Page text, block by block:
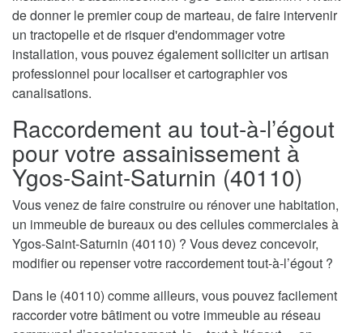
de donner le premier coup de marteau, de faire intervenir
un tractopelle et de risquer d'endommager votre
installation, vous pouvez également solliciter un artisan
professionnel pour localiser et cartographier vos
canalisations.
Raccordement au tout-à-l’égout
pour votre assainissement à
Ygos-Saint-Saturnin (40110)
Vous venez de faire construire ou rénover une habitation,
un immeuble de bureaux ou des cellules commerciales à
Ygos-Saint-Saturnin (40110) ? Vous devez concevoir,
modifier ou repenser votre raccordement tout-à-l’égout ?
Dans le (40110) comme ailleurs, vous pouvez facilement
raccorder votre bâtiment ou votre immeuble au réseau